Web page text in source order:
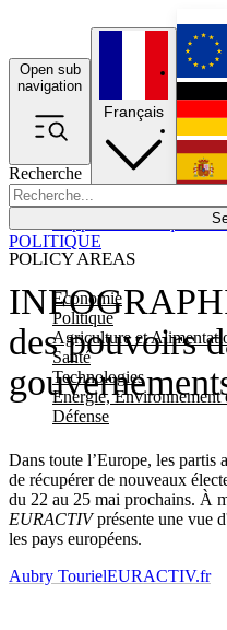
Open sub
navigation
Recherche
POLICY AREAS
Economie
Politique
Agriculture et
Santé
Technologies
Energie, Environnement
Défense
Français
des pouvoirs
Dans toute l’Europe, les partis
de récupérer de nouveaux
du 22 au 25 mai prochains. À
EURACTIVprésente une vue
les pays européens.
POLITIQUE
Aubry TourielEURACTIV.fr